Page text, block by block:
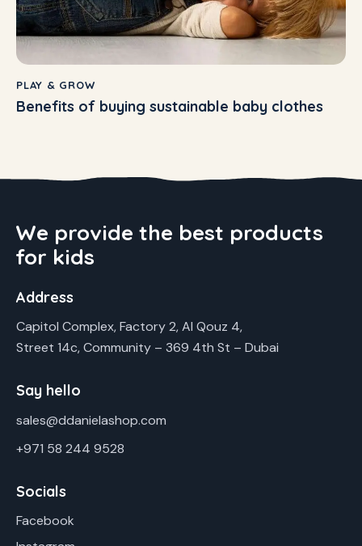
PLAY & GROW
Benefits of buying sustainable baby clothes
We provide the best products
for kids
Address
Capitol Complex, Factory 2, Al Qouz 4,
Street 14c, Community – 369 4th St – Dubai
Say hello
sales@ddanielashop.com
+971 58 244 9528
Socials
Facebook